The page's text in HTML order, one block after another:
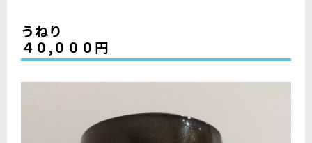
うねり
４０,０００円